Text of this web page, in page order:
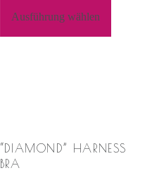
Ausführung wählen
“DIAMOND” HARNESS
BRA